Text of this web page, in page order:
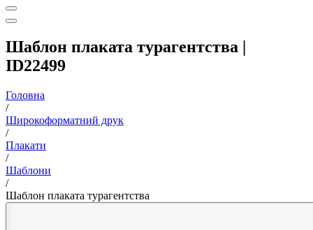
Шаблон плаката турагентства |
ID22499
Головна
/
Широкоформатний друк
/
Плакати
/
Шаблони
/
Шаблон плаката турагентства